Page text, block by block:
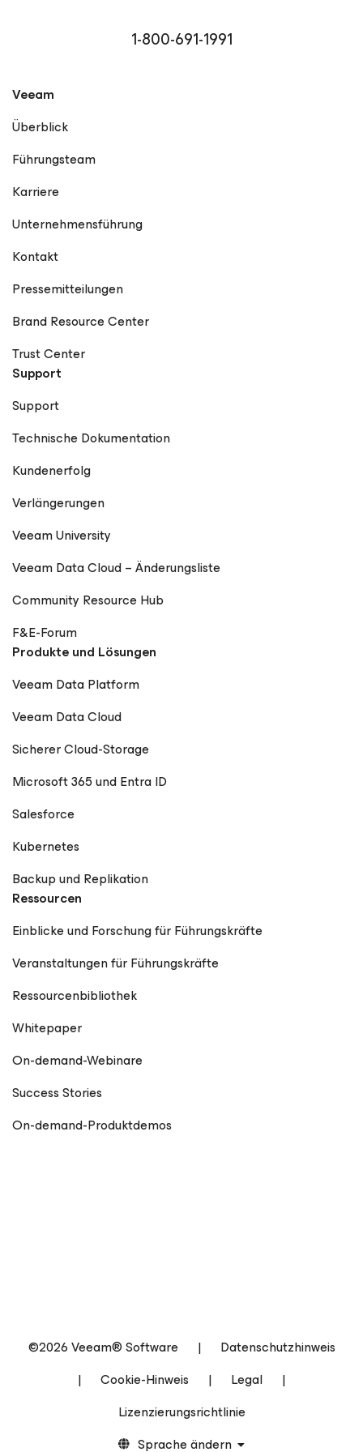
1-800-691-1991
Veeam
Überblick
Führungsteam
Karriere
Unternehmensführung
Kontakt
Pressemitteilungen
Brand Resource Center
Trust Center
Support
Support
Technische Dokumentation
Kundenerfolg
Verlängerungen
Veeam University
Veeam Data Cloud – Änderungsliste
Community Resource Hub
F&E-Forum
Produkte und Lösungen
Veeam Data Platform
Veeam Data Cloud
Sicherer Cloud-Storage
Microsoft 365 und Entra ID
Salesforce
Kubernetes
Backup und Replikation
Ressourcen
Einblicke und Forschung für Führungskräfte
Veranstaltungen für Führungskräfte
Ressourcenbibliothek
Whitepaper
On-demand-Webinare
Success Stories
On-demand-Produktdemos
©2026 Veeam® Software |
Datenschutzhinweis
|
Cookie-Hinweis | Legal
|
Lizenzierungsrichtlinie
Sprache ändern